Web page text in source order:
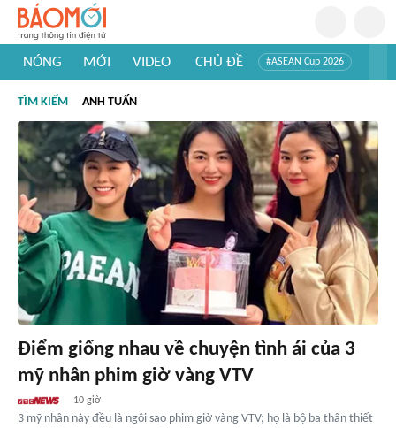
NÓNG MỚI VIDEO CHỦ ĐỀ #ASEAN Cup 2026
#Khám phá thế giới
TÌM KIẾM ANH TUẤN
Điểm giống nhau về chuyện tình ái của 3
mỹ nhân phim giờ vàng VTV
10 giờ
3 mỹ nhân này đều là ngôi sao phim giờ vàng VTV; họ là bộ ba thân thiết